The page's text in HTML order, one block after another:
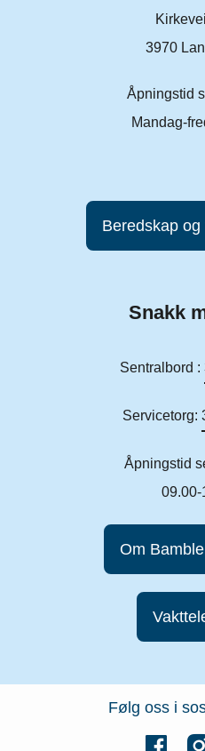
3970
Åpningstid
Mandag-
Beredskap
Snakk
Sentralbord :
Servicetorg:
Åpningstid
09.00-
Om
Følg oss i